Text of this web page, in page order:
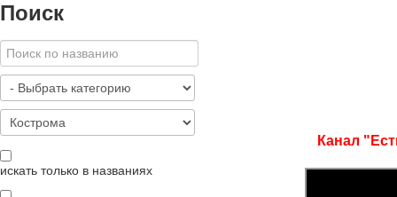
Поиск
искать только в названиях
Канал